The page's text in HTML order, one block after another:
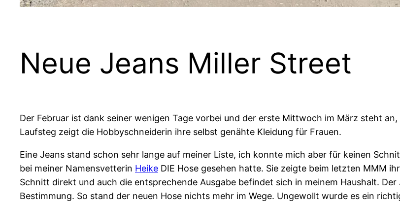
Neue Jeans Miller Street
Der Februar ist dank seiner wenigen Tage vorbei und der erste Mittwoch im März steht
Laufsteg zeigt die Hobbyschneiderin ihre selbst genähte Kleidung für Frauen.
Eine Jeans stand schon sehr lange auf meiner Liste, ich konnte mich aber für keinen
bei meiner Namensvetterin Heike DIE Hose gesehen hatte. Sie zeigte beim letzten MMM
Schnitt direkt und auch die entsprechende Ausgabe befindet sich in meinem Haushalt.
Bestimmung. So stand der neuen Hose nichts mehr im Wege. Ungewollt wurde es ein